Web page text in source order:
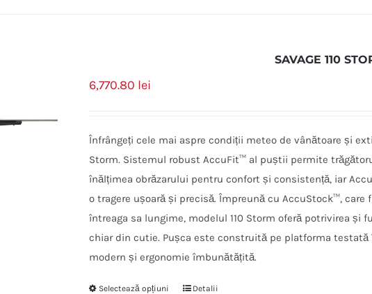
SAVAGE 110
6,770.80 lei
Înfrângeți cele mai aspre condiții meteo de vânătoare și
Storm. Sistemul robust AccuFit™ al puștii permite
înălțimea obrăzarului pentru confort și consistență, iar
o tragere ușoară și precisă. Împreună cu AccuStock™,
întreaga sa lungime, modelul 110 Storm oferă potrivirea și
chiar din cutie. Pușca este construită pe platforma testată
modern și ergonomie îmbunătățită.
Selectează opțiuni Detalii